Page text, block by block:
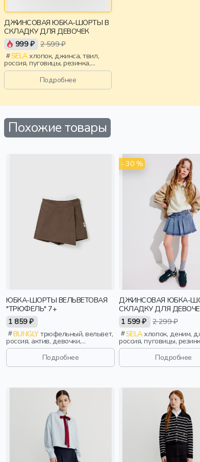
ДЖИНСОВАЯ ЮБКА-ШОРТЫ В
СКЛАДКУ ДЛЯ ДЕВОЧЕК
999 ₽ 2 599 ₽
SELAхлопок, джинса, твил,
россия, пуговицы, резинка,
застежка, складки, запах, пояс,
девочки, детиПодробнее
Похожие товары
ЮБКА-ШОРТЫ ВЕЛЬВЕТОВАЯ
"ТРЮФЕЛЬ" 7+
1 859 ₽
BUNGLYтрюфельный, вельвет,
россия, актив, девочки,
школьники, подростки, дети
Подробнее
- 30 %
ДЖИНСОВАЯ ЮБКА-
СКЛАДКУ ДЛЯ
1 599 ₽
2 299 ₽
SELAхлопок, деним, джинса,
россия, пуговицы,
застежка, складки,
винтаж, девочки, дети
Подробнее